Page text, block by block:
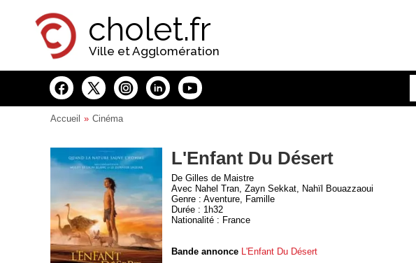
cholet.fr
Ville et Agglomération
Accueil Cinéma
L'Enfant Du Désert
De Gilles de Maistre
Avec Nahel Tran, Zayn Sekkat, Nahïl Bouazzaoui
Genre : Aventure, Famille
Durée : 1h32
Nationalité : France
Bande annonce L'Enfant Du Désert